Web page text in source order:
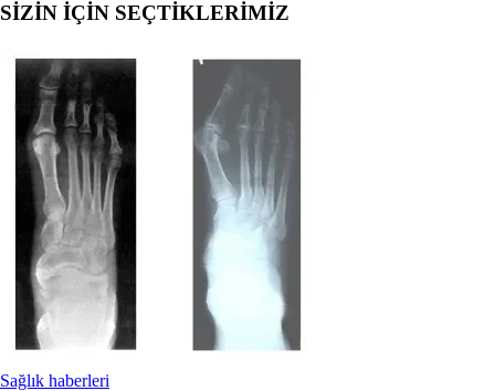
SİZİN İÇİN SEÇTİKLERİMİZ
Sağlık haberleri